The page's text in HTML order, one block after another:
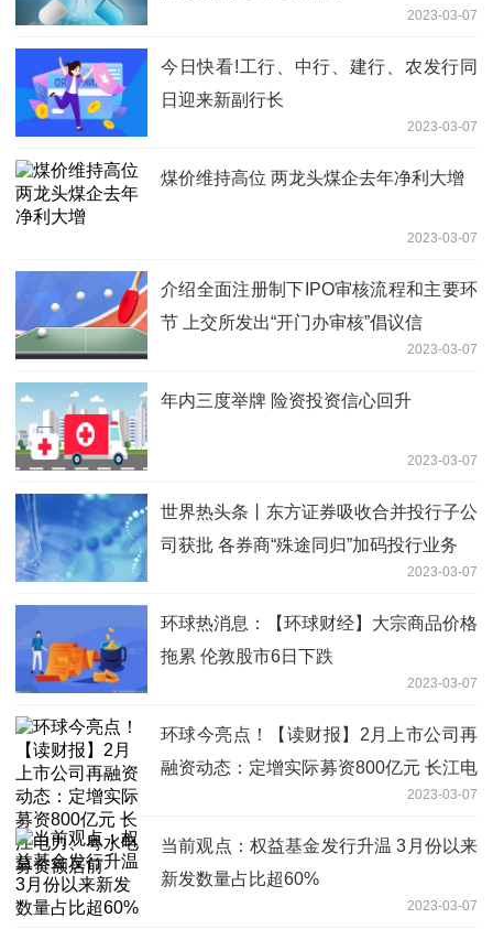
2023-03-07
今日快看!工行、中行、建行、农发行同
日迎来新副行长
2023-03-07
煤价维持高位 两龙头煤企去年净利大增
2023-03-07
介绍全面注册制下IPO审核流程和主要环
节 上交所发出“开门办审核”倡议信
2023-03-07
年内三度举牌 险资投资信心回升
2023-03-07
世界热头条丨东方证券吸收合并投行子公
司获批 各券商“殊途同归”加码投行业务
2023-03-07
环球热消息：【环球财经】大宗商品价格
拖累 伦敦股市6日下跌
2023-03-07
环球今亮点！【读财报】2月上市公司再
融资动态：定增实际募资800亿元 长江电
2023-03-07
当前观点：权益基金发行升温 3月份以来
新发数量占比超60%
2023-03-07